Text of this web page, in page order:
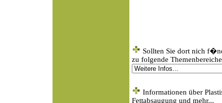
Sollten Sie dort nich
zu folgende
Informationen über
Fettabsaugung und mehr...